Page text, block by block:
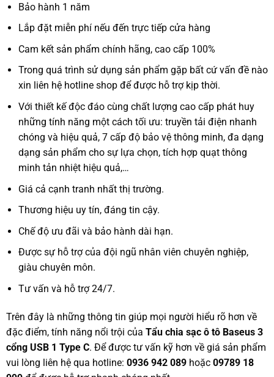
Bảo hành 1 năm
Lắp đặt miễn phí nếu đến trực tiếp cửa hàng
Cam kết sản phẩm chính hãng, cao cấp 100%
Trong quá trình sử dụng sản phẩm gặp bất cứ vấn đề nào
xin liên hệ hotline shop để được hỗ trợ kịp thời.
Với thiết kế độc đáo cùng chất lượng cao cấp phát huy
những tính năng một cách tối ưu: truyền tải điện nhanh
chóng và hiệu quả, 7 cấp độ bảo vệ thông minh, đa dạng
dạng sản phẩm cho sự lựa chọn, tích hợp quạt thông
minh tản nhiệt hiệu quả,…
Giá cả cạnh tranh nhất thị trường.
Thương hiệu uy tín, đáng tin cậy.
Chế độ ưu đãi và bảo hành dài hạn.
Được sự hỗ trợ của đội ngũ nhân viên chuyên nghiệp,
giàu chuyên môn.
Tư vấn và hỗ trợ 24/7.
Trên đây là những thông tin giúp mọi người hiểu rõ hơn về
đặc điểm, tính năng nổi trội của Tẩu chia sạc ô tô Baseus 3
cổng USB 1 Type C. Để được tư vấn kỹ hơn về giá sản phẩm
vui lòng liên hệ qua hotline: 0936 942 089hoặc 09789 18